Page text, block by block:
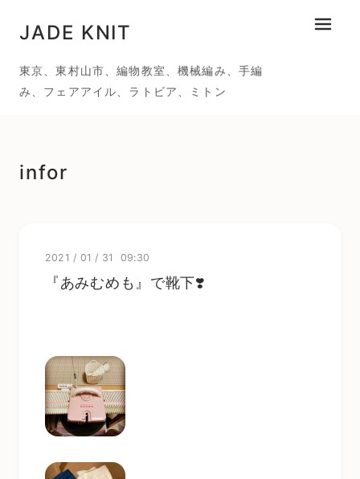
JADE KNIT
東京、東村山市、編物教室、機械編み、手編
み、フェアアイル、ラトビア、ミトン
メニュ
infor
2021 / 01 / 31 09:30
『あみむめも』で靴下❣️